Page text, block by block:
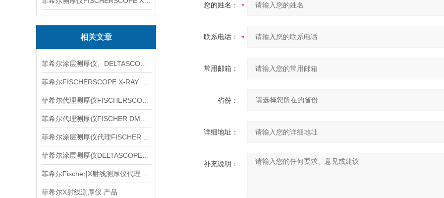
相关文章
菲希尔X射线测厚仪 产品
您的姓名：
联系电话：
常用邮箱：
省份：
详细地址：
补充说明：